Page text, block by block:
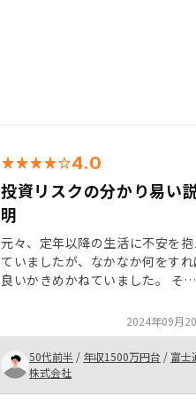
4.0
投資リスクの分かり易い
明
元々、定年以降の生活に不安を抱
ていましたが、なかなか何をすれ
良いかきめかねていました。 その
ずはどういった内容かを確認し
と思い連絡した事が、始まりです
投資🟰リスクと思っていた考え
が、説明を聞くことで、リスクがど
れくらいかを知る事ができ、株と
2024年09月
50代前半 / 年収1500万円台 / 富士
株式会社